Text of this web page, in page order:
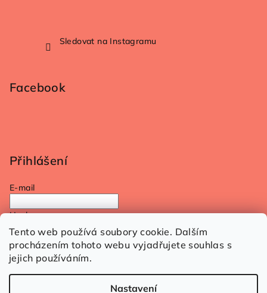
Tento web používá soubory cookie. Dalším
procházením tohoto webu vyjadřujete souhlas s
jejich používáním.
Nastavení
Sledovat na Instagramu
Facebook
Přihlášení
E-mail
Heslo
Přihlásit se
Nová registraceZapomenuté heslo